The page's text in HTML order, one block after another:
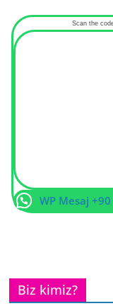
Scan the
WP Mesaj
Biz kimiz?